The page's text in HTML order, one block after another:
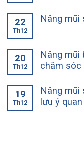
22
Th12
Nâng mũi
20
Th12
Nâng mũi
chăm sóc
19
Th12
Nâng mũi
lưu ý